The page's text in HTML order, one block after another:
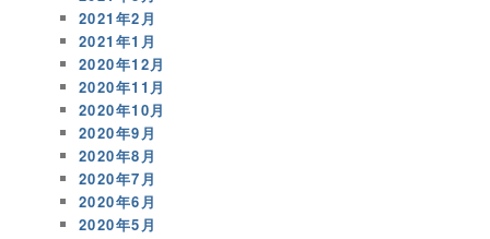
2021年2月
2021年1月
2020年12月
2020年11月
2020年10月
2020年9月
2020年8月
2020年7月
2020年6月
2020年5月